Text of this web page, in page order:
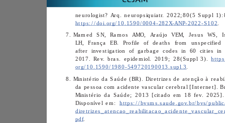
https://doi.org/10.1590/0004-282X-ANP-2022-S102
org/10.1590/1980-549720190013.supl.3
pdf.